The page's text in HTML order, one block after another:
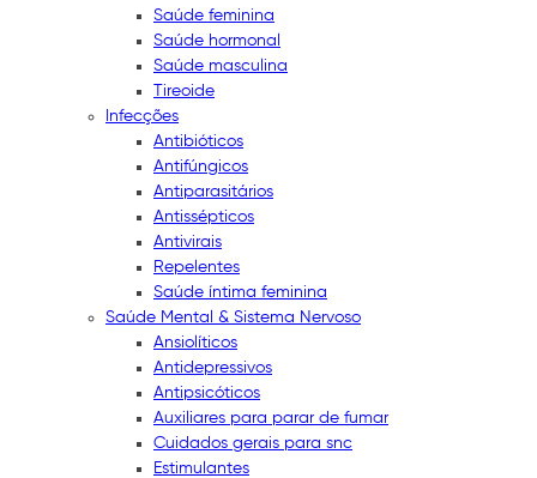
Saúde feminina
Saúde hormonal
Saúde masculina
Tireoide
Infecções
Antibióticos
Antifúngicos
Antiparasitários
Antissépticos
Antivirais
Repelentes
Saúde íntima feminina
Saúde Mental & Sistema Nervoso
Ansiolíticos
Antidepressivos
Antipsicóticos
Auxiliares para parar de fumar
Cuidados gerais para snc
Estimulantes